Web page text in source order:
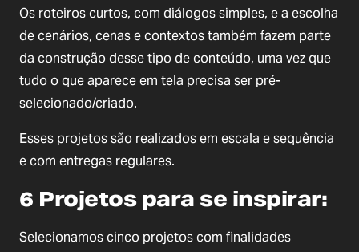
Os roteiros curtos, com diálogos simples, e a escolha
de cenários, cenas e contextos também fazem parte
da construção desse tipo de conteúdo, uma vez que
tudo o que aparece em tela precisa ser pré-
selecionado/criado.
Esses projetos são realizados em escala e sequência
e com entregas regulares.
6 Projetos para se inspirar:
Selecionamos cinco projetos com finalidades